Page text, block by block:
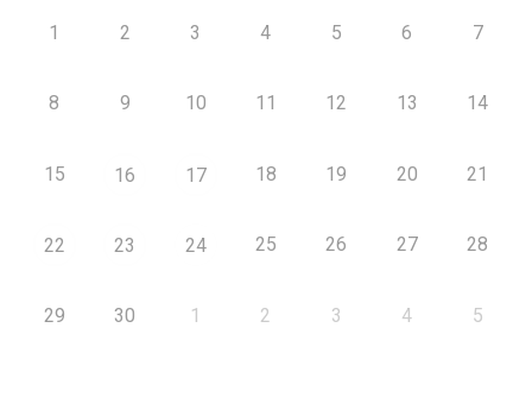
1 2 3 4 5 6 7
8 9 10 11 12 13 14
15 16 17 18 19 20 21
22 23 24 25 26 27 28
29 30 1 2 3 4 5